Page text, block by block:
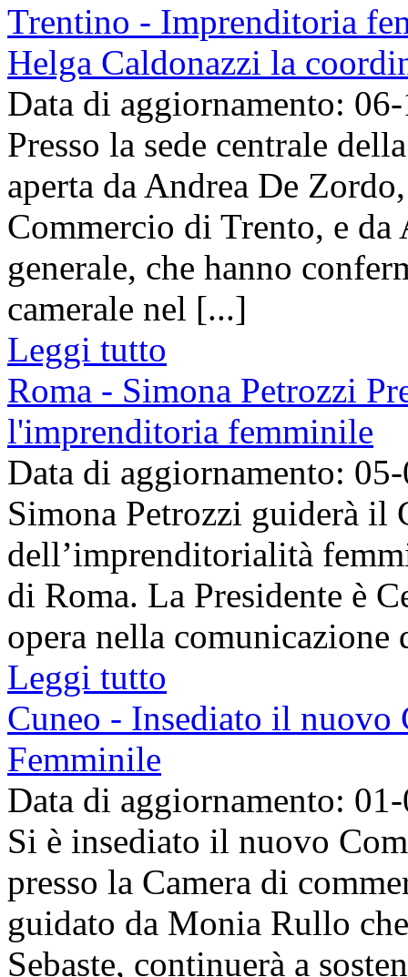
Trentino - Imprenditoria
Helga Caldonazzi la
Data di aggiornamento:
Presso la sede centrale
aperta da Andrea De
Commercio di Trento, e
generale, che hanno
camerale nel [...]
Leggi tutto
Roma - Simona Petrozzi
l'imprenditoria femminile
Data di aggiornamento:
Simona Petrozzi guiderà il
dell’imprenditorialità
di Roma. La Presidente è
opera nella comunicazione
Leggi tutto
Cuneo - Insediato il
Femminile
Data di aggiornamento:
Si è insediato il nuovo
presso la Camera di
guidato da Monia Rullo
Sebaste, continuerà a